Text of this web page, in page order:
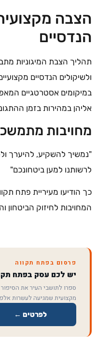
הצבה
הנדסיים
תהליך הצבת המיגוניות
ולשיקולים הנדסיים
במיקומים אסטרטגיים
אליהן במהירות בזמן
מחויבות
"נמשיך להשקיע, להיערך
לרשותנו למען ביטחונכם"
כך הודיעו מעיריית פתח
המחויבות לחיזוק הביטחון
פרסום בפתח תקווה
יש לכם עסק בפתח
ספרו לתושבי העיר את
מקצועית שמגיעה לעשרות
לפרטים ←